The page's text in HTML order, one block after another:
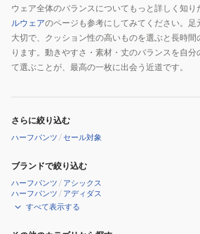
ド
シ
ョ
ー
パ
ウェア全体のバランスについてもっと詳しく知り
ルウェアのページも参考にしてみてください。足
大切で、クッション性の高いものを選ぶと長時
ります。動きやすさ・素材・丈のバランスを自
て選ぶことが、最高の一枚に出会う近道です。
さらに絞り込む
ハーフパンツ /セール対象
ブランドで絞り込む
ハーフパンツ / アシックス
ハーフパンツ / アディダス
すべて表示する